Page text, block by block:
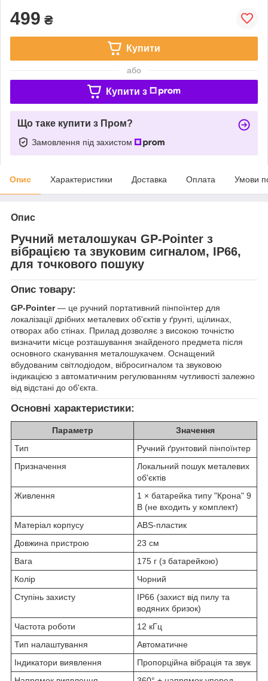
499 ₴
Купити
або
Купити з
Що таке купити з Пром?
Замовлення під захистом
Опис Характеристики Доставка Оплата Умови
Опис
Ручний металошукач GP-Pointer з
вібрацією та звуковим сигналом, IP66,
для точкового пошуку
Опис товару:
GP-Pointer— це ручний портативний пінпоїнтер для
локалізації дрібних металевих об'єктів у ґрунті, щілинах,
отворах або стінах. Прилад дозволяє з високою точністю
визначити місце розташування знайденого предмета після
основного сканування металошукачем. Оснащений
вбудованим світлодіодом, вібросигналом та звуковою
індикацією з автоматичним регулюванням чутливості залежно
від відстані до об'єкта.
Основні характеристики:
Параметр
Значення
Тип
Ручний ґрунтовий пінпоїнтер
Призначення
Локальний пошук металевих
об'єктів
Живлення
1 × батарейка типу "Крона" 9
В (не входить у комплект)
Матеріал корпусу
ABS-пластик
Довжина пристрою
23 см
Вага
175 г (з батарейкою)
Колір
Чорний
Ступінь захисту
IP66 (захист від пилу та
водяних бризок)
Частота роботи
12 кГц
Тип налаштування
Автоматичне
Індикатори виявлення
Пропорційна вібрація та звук